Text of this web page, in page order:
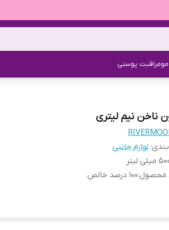
مراقبت پوستی
ناخن نیم لیتری
: لوازم جانبی
میلی لیتر
محصول:100 درصد خالص